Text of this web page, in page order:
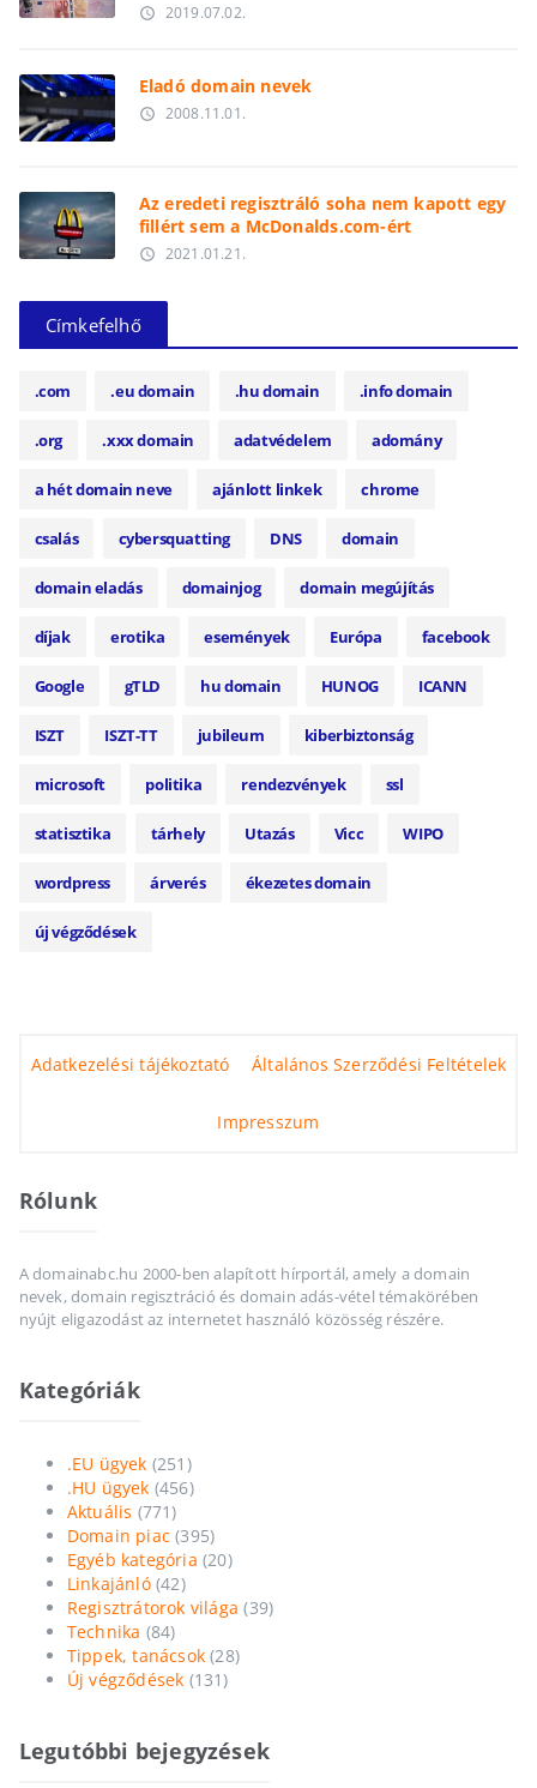
access_time 2019.07.02.
Eladó domain nevek
access_time 2008.11.01.
Az eredeti regisztráló soha nem kapott egy
fillért sem a McDonalds.com-ért
access_time 2021.01.21.
Címkefelhő
.com .eu domain .hu domain .info domain
.org .xxx domain adatvédelem adomány
a hét domain neve ajánlott linkek chrome
csalás cybersquatting DNS domain
domain eladás domainjog domain megújítás
díjak erotika események Európa facebook
Google gTLD hu domain HUNOG ICANN
ISZT ISZT-TT jubileum kiberbiztonság
microsoft politika rendezvények ssl
statisztika tárhely Utazás Vicc WIPO
wordpress árverés ékezetes domain
új végződések
Adatkezelési tájékoztató Általános Szerződési Feltételek
Impresszum
Rólunk
A domainabc.hu 2000-ben alapított hírportál, amely a domain
nevek, domain regisztráció és domain adás-vétel témakörében
nyújt eligazodást az internetet használó közösség részére.
Kategóriák
.EU ügyek (251)
.HU ügyek (456)
Aktuális (771)
Domain piac (395)
Egyéb kategória (20)
Linkajánló(42)
Regisztrátorok világa (39)
Technika (84)
Tippek, tanácsok (28)
Új végződések (131)
Legutóbbi bejegyzések